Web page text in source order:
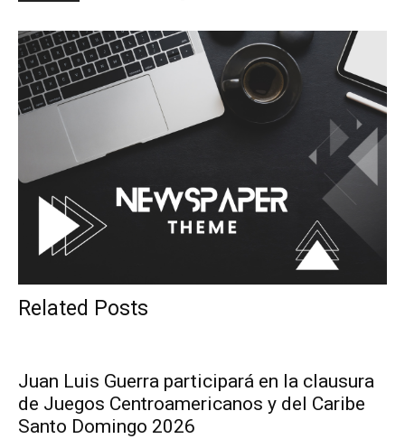
Related Posts
Juan Luis Guerra participará en la clausura
de Juegos Centroamericanos y del Caribe
Santo Domingo 2026